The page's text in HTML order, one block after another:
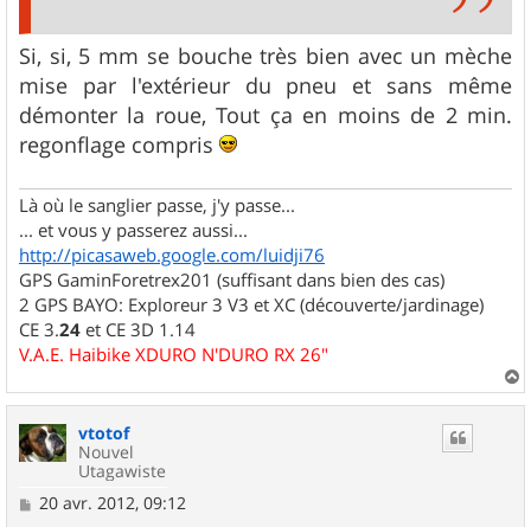
Si, si, 5 mm se bouche très bien avec un mèche
mise par l'extérieur du pneu et sans même
démonter la roue, Tout ça en moins de 2 min.
regonflage compris
Là où le sanglier passe, j'y passe...
... et vous y passerez aussi...
http://picasaweb.google.com/luidji76
GPS GaminForetrex201 (suffisant dans bien des cas)
2 GPS BAYO: Exploreur 3 V3 et XC (découverte/jardinage)
CE 3.24 et CE 3D 1.14
V.A.E. Haibike XDURO N'DURO RX 26"
a
vtotof
Nouvel
Utagawiste
M
20 avr. 2012, 09:12